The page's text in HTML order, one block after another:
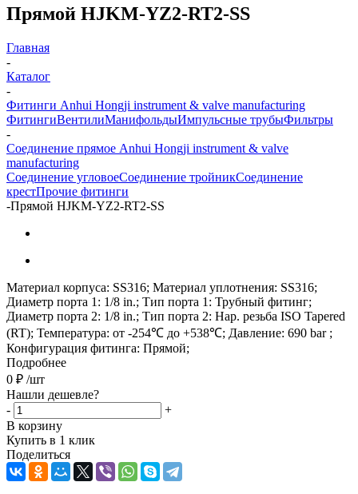
Прямой HJKM-YZ2-RT2-SS
Главная
-
Каталог
-
Фитинги Anhui Hongji instrument & valve manufacturing
ФитингиВентилиМанифольдыИмпульсные трубыФильтры
-
Соединение прямое Anhui Hongji instrument & valve
manufacturing
Соединение угловоеСоединение тройникСоединение
крестПрочие фитинги
-Прямой HJKM-YZ2-RT2-SS
Материал корпуса: SS316; Материал уплотнения: SS316;
Диаметр порта 1: 1/8 in.; Тип порта 1: Трубный фитинг;
Диаметр порта 2: 1/8 in.; Тип порта 2: Нар. резьба ISO Tapered
(RT); Температура: от -254℃ до +538℃; Давление: 690 bar ;
Конфигурация фитинга: Прямой;
Подробнее
0 ₽ /шт
Нашли дешевле?
-
+
В корзину
Купить в 1 клик
Поделиться